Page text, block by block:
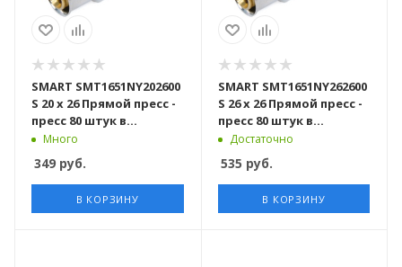
SMART SMT1651NY202600
S 20 x 26 Прямой пресс -
пресс 80 штук в
упаковке
Много
349 руб.
В КОРЗИНУ
SMART SMT1651NY262600
S 26 x 26 Прямой пресс -
пресс 80 штук в
упаковке
Достаточно
535 руб.
В КОРЗИНУ